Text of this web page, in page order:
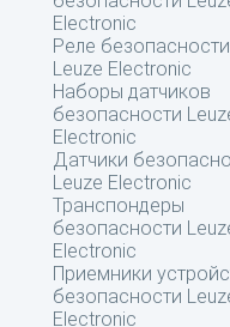
Electronic
Реле безопасности
Leuze Electronic
Наборы датчиков
безопасности
Electronic
Датчики
Leuze Electronic
Транспондеры
безопасности
Electronic
Приемники
безопасности
Electronic